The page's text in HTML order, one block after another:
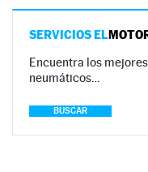
SERVICIOS EL
Encuentra los
neumáticos…
BUSCAR